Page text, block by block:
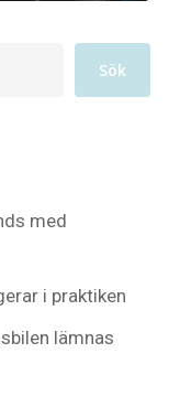
Sök
med
i praktiken
lämnas